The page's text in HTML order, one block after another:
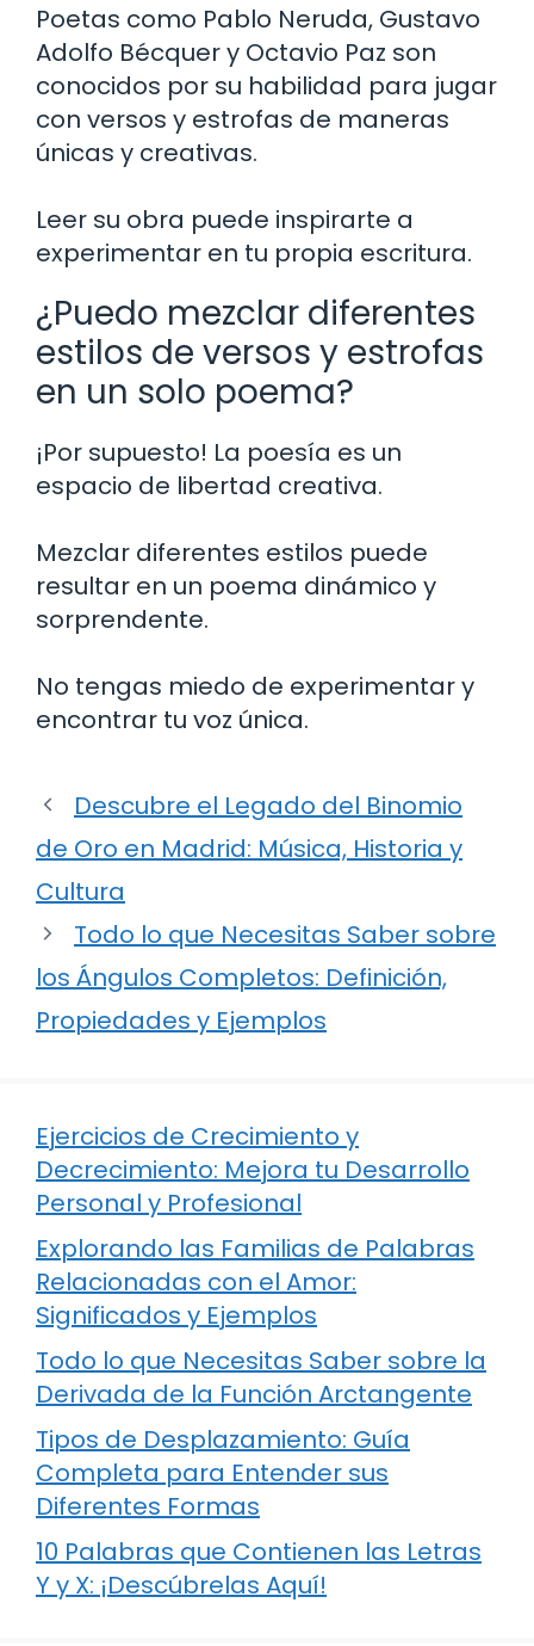
Poetas como Pablo Neruda, Gustavo
Adolfo Bécquer y Octavio Paz son
conocidos por su habilidad para jugar
con versos y estrofas de maneras
únicas y creativas.
Leer su obra puede inspirarte a
experimentar en tu propia escritura.
¿Puedo mezclar diferentes
estilos de versos y estrofas
en un solo poema?
¡Por supuesto! La poesía es un
espacio de libertad creativa.
Mezclar diferentes estilos puede
resultar en un poema dinámico y
sorprendente.
No tengas miedo de experimentar y
encontrar tu voz única.
Descubre el Legado del Binomio
de Oro en Madrid: Música, Historia y
Cultura
Todo lo que Necesitas Saber sobre
los Ángulos Completos: Definición,
Propiedades y Ejemplos
Ejercicios de Crecimiento y
Decrecimiento: Mejora tu Desarrollo
Personal y Profesional
Explorando las Familias de Palabras
Relacionadas con el Amor:
Significados y Ejemplos
Todo lo que Necesitas Saber sobre la
Derivada de la Función Arctangente
Tipos de Desplazamiento: Guía
Completa para Entender sus
Diferentes Formas
10 Palabras que Contienen las Letras
Y y X: ¡Descúbrelas Aquí!